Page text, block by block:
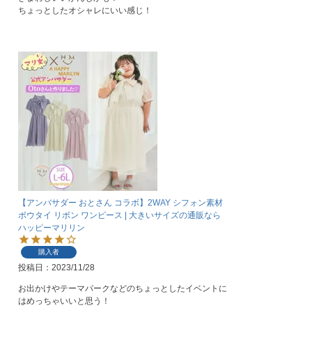
ちょっとしたオシャレにいい感じ！
【アンバサダー おとさん コラボ】2WAY シフォン素材
ボウタイ リボン ワンピース | 大きいサイズの通販なら
ハッピーマリリン
購入者
投稿日 2023/11/28
お出かけやテーマパークなどのちょっとしたイベントに
はめっちゃいいと思う！